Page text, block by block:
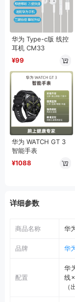
华为 Type-c版 线控
耳机 CM33
¥99
华为 WATCH GT 3
智能手表
¥1088
详细参数
商品名称 华
品牌 华
配置
华
线